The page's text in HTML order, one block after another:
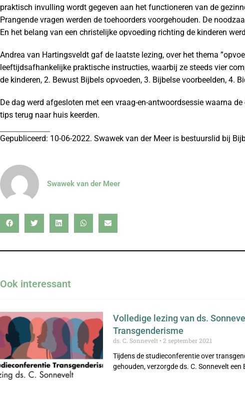
praktisch invulling wordt gegeven aan het functioneren van de
Prangende vragen werden de toehoorders voorgehouden. De
En het belang van een christelijke opvoeding richting de kinderen
Andrea van Hartingsveldt gaf de laatste lezing, over het thema
leeftijdsafhankelijke praktische instructies, waarbij ze steeds vier
de kinderen, 2. Bewust Bijbels opvoeden, 3. Bijbelse voorbeelden, 4.
De dag werd afgesloten met een vraag-en-antwoordsessie waarna
tips terug naar huis keerden.
Gepubliceerd: 10-06-2022. Swawek van der Meer is bestuurslid bij
Swawek van der Meer
Ook interessant
Volledige lezing van ds.
Transgenderisme
ds. C. Sonnevelt
2 september 2021
Tijdens de studieconferentie over
gehouden, verzorgde ds. C. Sonnevelt